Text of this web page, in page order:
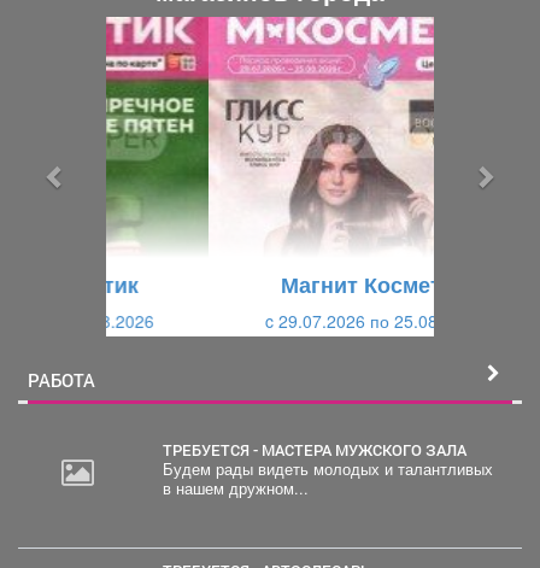
Магнит Косметик
c 29.07.2026 по 25.08.2026
РАБОТА
ТРЕБУЕТСЯ - МАСТЕРА МУЖСКОГО ЗАЛА
Будем рады видеть молодых и талантливых
в нашем дружном...